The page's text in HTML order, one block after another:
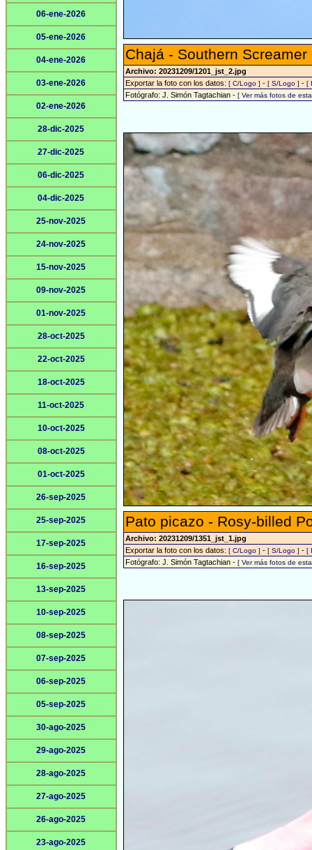
06-ene-2026
05-ene-2026
04-ene-2026
03-ene-2026
02-ene-2026
28-dic-2025
27-dic-2025
06-dic-2025
04-dic-2025
25-nov-2025
24-nov-2025
15-nov-2025
09-nov-2025
01-nov-2025
28-oct-2025
22-oct-2025
18-oct-2025
11-oct-2025
10-oct-2025
08-oct-2025
01-oct-2025
26-sep-2025
25-sep-2025
17-sep-2025
16-sep-2025
13-sep-2025
10-sep-2025
08-sep-2025
07-sep-2025
06-sep-2025
05-sep-2025
30-ago-2025
29-ago-2025
28-ago-2025
27-ago-2025
26-ago-2025
23-ago-2025
Chajá - Southern
Archivo: 20231209/1201_jst_2.jpg
Exportar la foto con los datos: [ C/Logo ] - [ S/Logo ] - [
Fotógrafo: J. Simón Tagtachian - [ Ver más fotos de
Pato picazo - Rosy-billed
Archivo: 20231209/1351_jst_1.jpg
Exportar la foto con los datos: [ C/Logo ] - [ S/Logo ] - [
Fotógrafo: J. Simón Tagtachian - [ Ver más fotos de